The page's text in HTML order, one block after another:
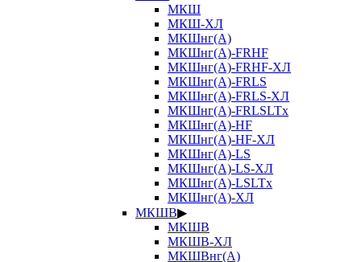
МКШ
МКШ-ХЛ
МКШнг(А)
МКШнг(А)-FRHF
МКШнг(А)-FRHF-ХЛ
МКШнг(А)-FRLS
МКШнг(А)-FRLS-ХЛ
МКШнг(А)-FRLSLTx
МКШнг(А)-HF
МКШнг(А)-HF-ХЛ
МКШнг(А)-LS
МКШнг(А)-LS-ХЛ
МКШнг(А)-LSLTx
МКШнг(А)-ХЛ
МКШВ▶
МКШВ
МКШВ-ХЛ
МКШВнг(А)